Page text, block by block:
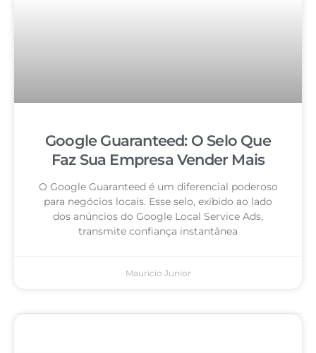
Google Guaranteed: O Selo Que
Faz Sua Empresa Vender Mais
O Google Guaranteed é um diferencial poderoso
para negócios locais. Esse selo, exibido ao lado
dos anúncios do Google Local Service Ads,
transmite confiança instantânea
Mauricio Junior